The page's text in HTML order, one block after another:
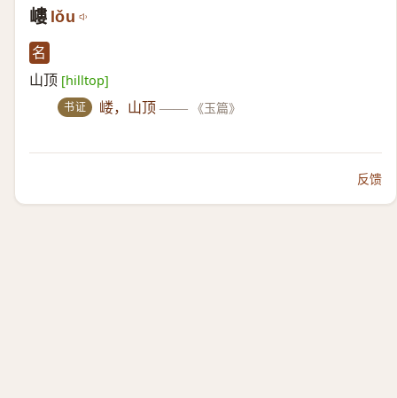
嶁 lǒu
名
山顶 [hilltop]
书证 嵝，山顶 —— 《玉篇》
反馈